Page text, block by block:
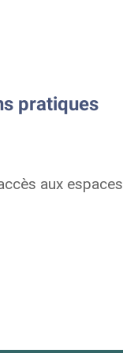
pratiques
aux espaces